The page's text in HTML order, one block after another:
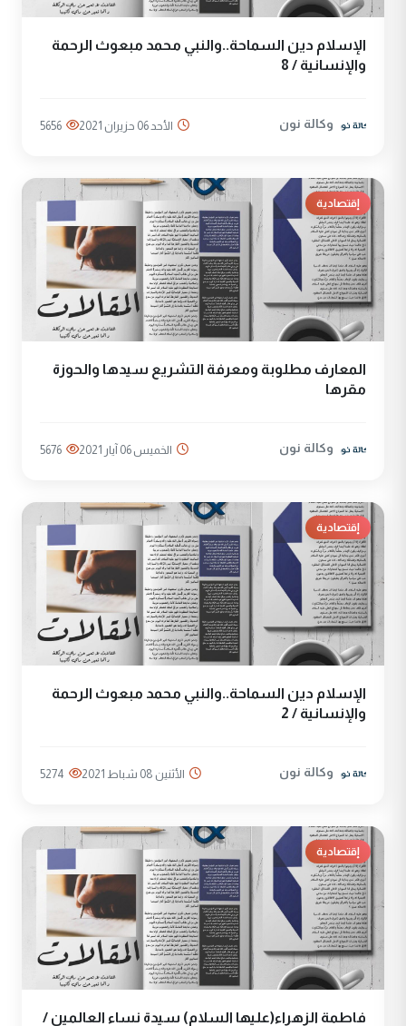
الإسلام دين السماحة..والنبي محمد مبعوث الرحمة
والإنسانية / 8
وكالة نون الأحد 06 حزيران 2021 5656
إقتصادية
المعارف مطلوبة ومعرفة التشريع سيدها والحوزة
مقرها
وكالة نون الخميس 06 آيار 2021 5676
إقتصادية
الإسلام دين السماحة..والنبي محمد مبعوث الرحمة
والإنسانية / 2
وكالة نون الأثنين 08 شباط 2021 5274
إقتصادية
فاطمة الزهراء(عليها السلام) سيدة نساء العالمين /